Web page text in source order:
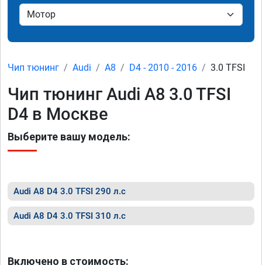
Чип тюнинг Audi A8 D4 - 2010 - 2016 3.0 TFSI
Чип тюнинг Audi A8 3.0 TFSI
D4 в Москве
Выберите вашу модель:
Audi A8 D4 3.0 TFSI 290 л.с
Audi A8 D4 3.0 TFSI 310 л.с
Включено в стоимость: